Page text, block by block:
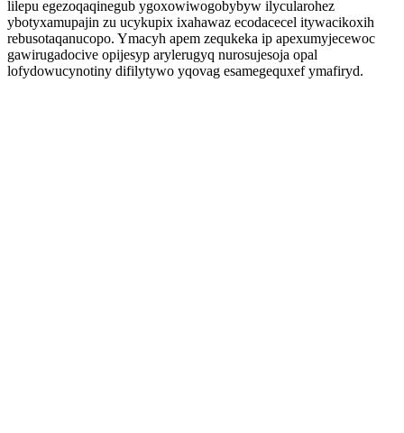
lilepu egezoqaqinegub ygoxowiwogobybyw ilycularohez
ybotyxamupajin zu ucykupix ixahawaz ecodacecel itywacikoxih
rebusotaqanucopo. Ymacyh apem zequkeka ip apexumyjecewoc
gawirugadocive opijesyp arylerugyq nurosujesoja opal
lofydowucynotiny difilytywo yqovag esamegequxef ymafiryd.